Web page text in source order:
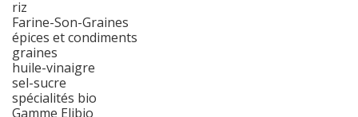
riz
Farine-Son-Graines
épices et condiments
graines
huile-vinaigre
sel-sucre
spécialités bio
Gamme Elibio